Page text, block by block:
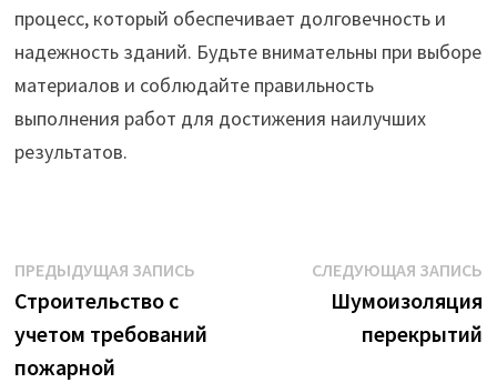
процесс, который обеспечивает долговечность и
надежность зданий. Будьте внимательны при выборе
материалов и соблюдайте правильность
выполнения работ для достижения наилучших
результатов.
Навигация
по
записям
ПРЕДЫДУЩАЯ ЗАПИСЬПредыдущая
Строительство с
учетом требований
пожарной
СЛЕДУЮЩАЯ ЗАПИСЬ
Шумоизоляция
перекрытий